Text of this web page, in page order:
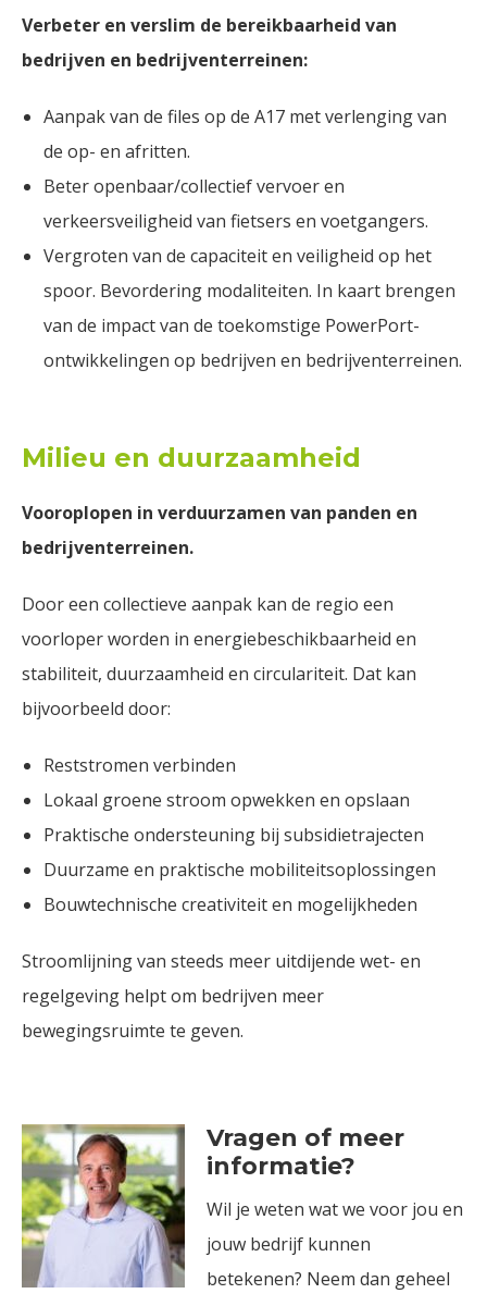
Verbeter en verslim de bereikbaarheid van
bedrijven en bedrijventerreinen:
Aanpak van de files op de A17 met verlenging van
de op- en afritten.
Beter openbaar/collectief vervoer en
verkeersveiligheid van fietsers en voetgangers.
Vergroten van de capaciteit en veiligheid op het
spoor. Bevordering modaliteiten. In kaart brengen
van de impact van de toekomstige PowerPort-
ontwikkelingen op bedrijven en bedrijventerreinen.
Milieu en duurzaamheid
Vooroplopen in verduurzamen van panden en
bedrijventerreinen.
Door een collectieve aanpak kan de regio een
voorloper worden in energiebeschikbaarheid en
stabiliteit, duurzaamheid en circulariteit. Dat kan
bijvoorbeeld door:
Reststromen verbinden
Lokaal groene stroom opwekken en opslaan
Praktische ondersteuning bij subsidietrajecten
Duurzame en praktische mobiliteitsoplossingen
Bouwtechnische creativiteit en mogelijkheden
Stroomlijning van steeds meer uitdijende wet- en
regelgeving helpt om bedrijven meer
bewegingsruimte te geven.
Vragen of meer
informatie?
Wil je weten wat we voor jou en
jouw bedrijf kunnen
betekenen? Neem dan geheel